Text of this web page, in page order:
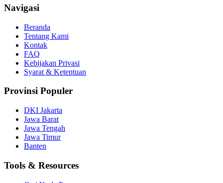
Navigasi
Beranda
Tentang Kami
Kontak
FAQ
Kebijakan Privasi
Syarat & Ketentuan
Provinsi Populer
DKI Jakarta
Jawa Barat
Jawa Tengah
Jawa Timur
Banten
Tools & Resources